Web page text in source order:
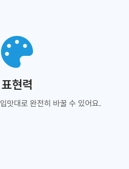
표현력
맛대로 완전히 바꿀 수 있어요.